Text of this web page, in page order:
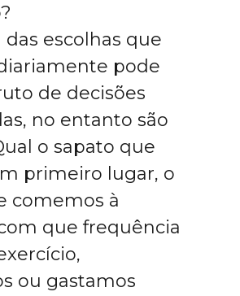
escolhas que
pode
de decisões
no entanto são
o sapato que
primeiro lugar, o
comemos à
que frequência
ou gastamos